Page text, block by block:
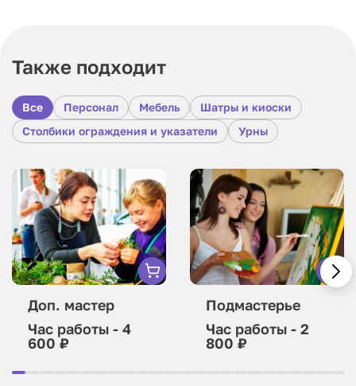
Также подходит
Все Персонал Мебель
Шатры и киоски
Столбики ограждения и указатели
Урны
Доп. мастер
Час работы - 4
600 ₽
Подмастерье
Час работы - 2
800 ₽